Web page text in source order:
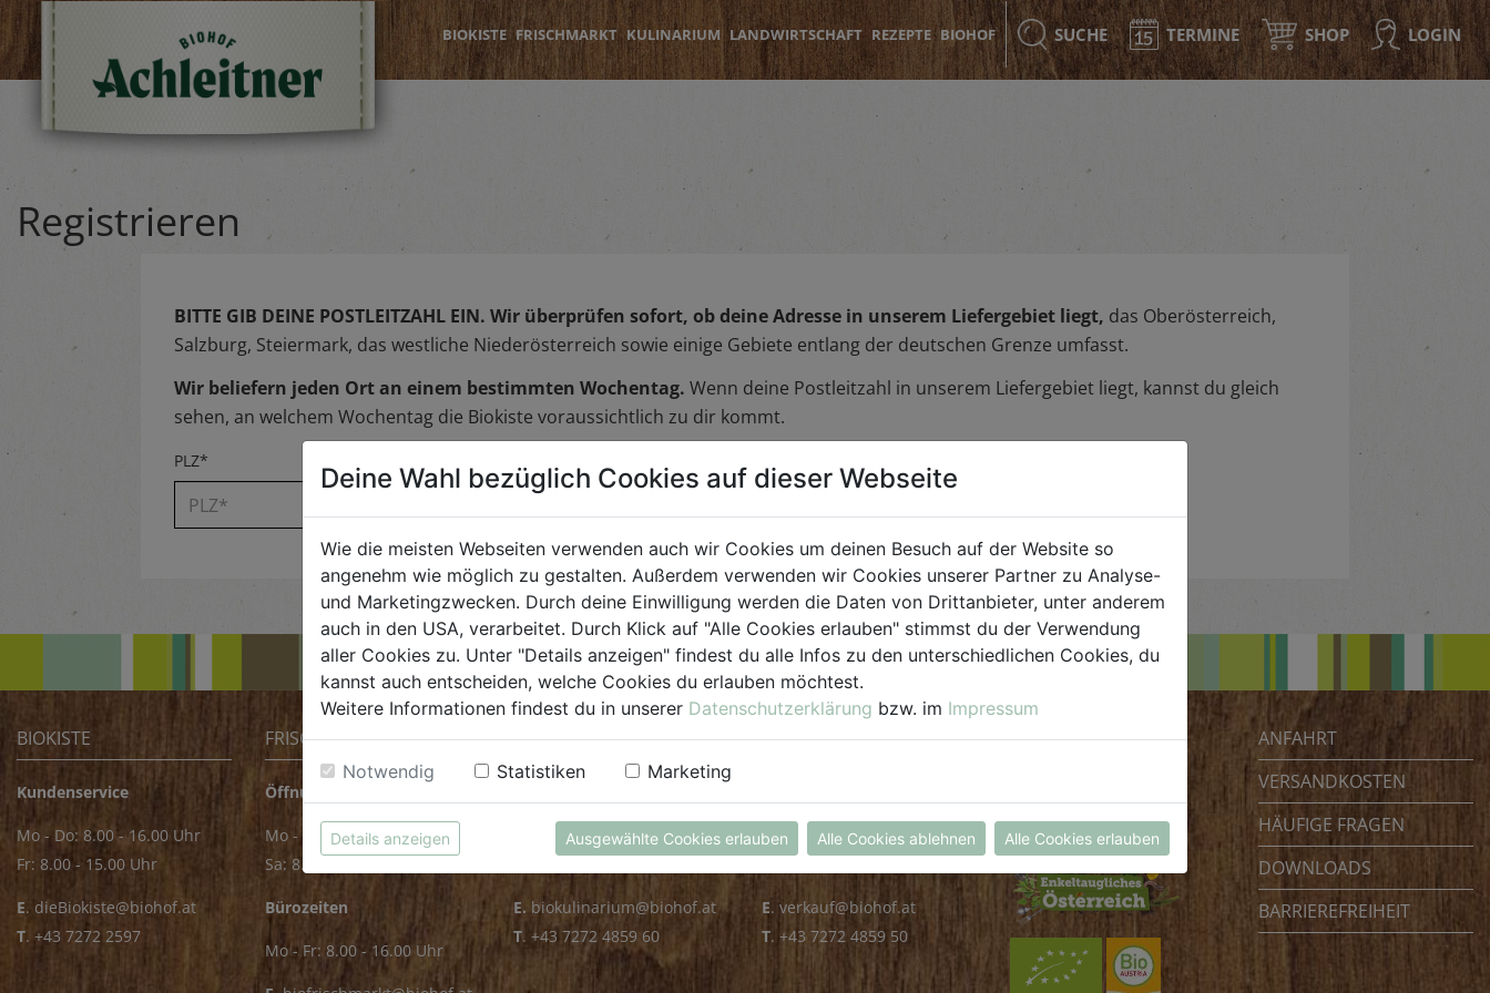
BIOKISTE FRISCHMARKT KULINARIUM LANDWIRTSCHAFT REZEPTE BIOHOF SUCHE TERMINE SHOP LOGIN
Registrieren
BITTE GIB DEINE POSTLEITZAHL EIN. Wir überprüfen sofort, ob deine Adresse in unserem Liefergebiet liegt, das Oberösterreich,
Salzburg, Steiermark, das westliche Niederösterreich sowie einige Gebiete entlang der deutschen Grenze umfasst.
Wir beliefern jeden Ort an einem bestimmten Wochentag. Wenn deine Postleitzahl in unserem Liefergebiet liegt, kannst du gleich
sehen, an welchem Wochentag die Biokiste voraussichtlich zu dir kommt.
PLZ*
BIOKISTE
Kundenservice
Mo - Do: 8.00 - 16.00 Uhr
Fr: 8.00 - 15.00 Uhr
E. dieBiokiste@biohof.at
T. +43 7272 2597
FRISCHMARKT
Öffnungszeiten
Mo - Fr: 8.00 - 18.00 Uhr
Sa: 8.00 - 14.00 Uhr
Bürozeiten
Mo - Fr: 8.00 - 16.00 Uhr
KULINARIUM
Mo - Fr: 8.00 - 14.30 Uhr
E. biokulinarium@biohof.at
T. +43 7272 4859 60
GROSSHANDEL
Mo - Do: 8.00 - 16.00 Uhr
E. verkauf@biohof.at
T. +43 7272 4859 50
Biohof Achleitner
4070 Eferding
Österreich
ANFAHRT
VERSANDKOSTEN
HÄUFIGE FRAGEN
DOWNLOADS
BARRIEREFREIHEIT
Deine Wahl bezüglich Cookies auf dieser Webseite
Wie die meisten Webseiten verwenden auch wir Cookies um deinen Besuch auf der Website so
angenehm wie möglich zu gestalten. Außerdem verwenden wir Cookies unserer Partner zu Analyse-
und Marketingzwecken. Durch deine Einwilligung werden die Daten von Drittanbieter, unter anderem
auch in den USA, verarbeitet. Durch Klick auf "Alle Cookies erlauben" stimmst du der Verwendung
aller Cookies zu. Unter "Details anzeigen" findest du alle Infos zu den unterschiedlichen Cookies, du
kannst auch entscheiden, welche Cookies du erlauben möchtest.
Weitere Informationen findest du in unserer Datenschutzerklärung bzw. im Impressum
Notwendig Statistiken Marketing
Details anzeigen Ausgewählte Cookies erlauben Alle Cookies ablehnen Alle Cookies erlauben